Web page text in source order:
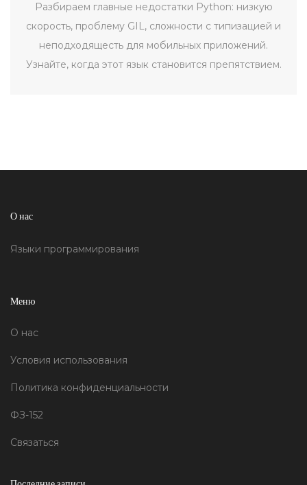
Разбираем главные недостатки Python: низкую
скорость, проблему GIL, сложности с типизацией и
неподходящесть для мобильных приложений.
Узнайте, когда этот язык становится препятствием.
О нас
Языки программирования
Меню
О нас
Условия использования
Политика конфиденциальности
ФЗ-152
Связаться